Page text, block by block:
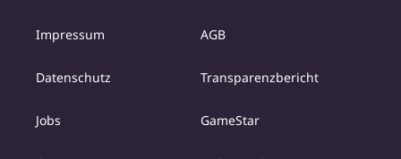
Impressum AGB
Datenschutz Transparenzbericht
Jobs GameStar